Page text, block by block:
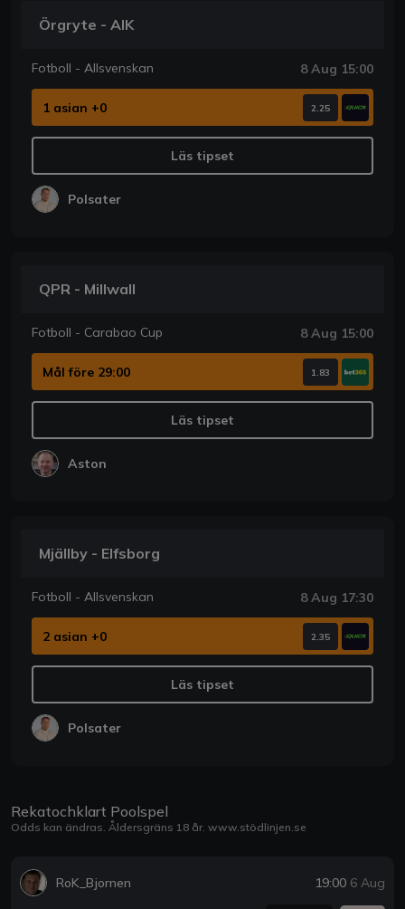
Örgryte - AIK
Fotboll - Allsvenskan 8 Aug 15:00
1 asian +0 2.25
Läs tipset
Polsater
QPR - Millwall
Fotboll - Carabao Cup 8 Aug 15:00
Mål före 29:00 1.83
Läs tipset
Aston
Mjällby - Elfsborg
Fotboll - Allsvenskan 8 Aug 17:30
2 asian +0 2.35
Läs tipset
Polsater
Rekatochklart Poolspel
Odds kan ändras. Åldersgräns 18 år. www.stödlinjen.se
RoK_Bjornen 19:00 6 Aug